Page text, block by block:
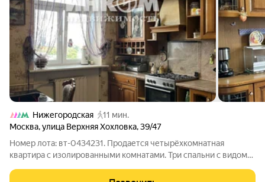
Нижегородская
11 мин.
Москва,улица Верхняя Хохловка,39/47
Номер лота: вт-0434231. Продается четырёхкомнатная
квартира с изолированными комнатами. Три спальни с видом
потолков - 3 метра. В одной спальне имеется балкон. Кухня